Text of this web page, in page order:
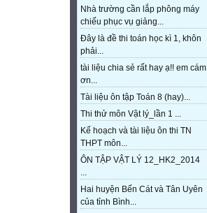
Nhà trường cần lắp phông máy
chiếu phục vụ giảng...
Đây là đề thi toán học kì 1, khôn
phải...
tài liệu chia sẻ rất hay ạ!! em cám
ơn...
Tài liệu ôn tập Toán 8 (hay)...
Thi thử môn Vật lý_lần 1 ...
Kế hoạch và tài liệu ôn thi TN
THPT môn...
ÔN TẬP VẬT LÝ 12_HK2_2014
...
Hai huyện Bến Cát và Tân Uyên
của tỉnh Bình...